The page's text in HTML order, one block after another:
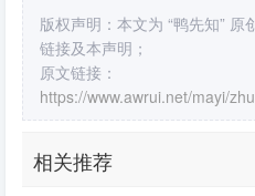
版权声明：本文为 “鸭先知”
链接及本声明；
原文链接：
https://www.awrui.net/mayi/
相关推荐